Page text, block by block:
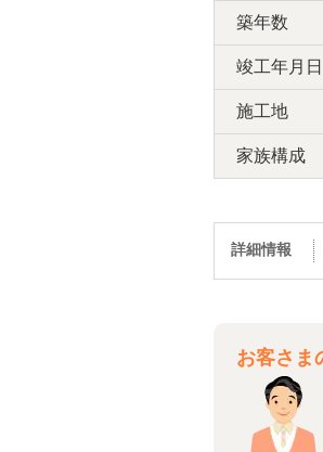
築年数
竣工年月日
施工地
家族構成
詳細情報
お客さま